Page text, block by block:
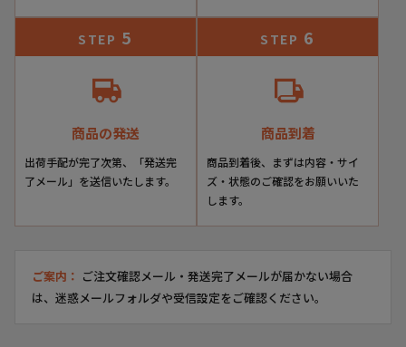
STEP 5
商品の発送
出荷手配が完了次第、「発送完
了メール」を送信いたします。
STEP 6
商品到着
商品到着後、まずは内容・サイ
ズ・状態のご確認をお願いいた
します。
ご案内： ご注文確認メール・発送完了メールが届かない場合
は、迷惑メールフォルダや受信設定をご確認ください。